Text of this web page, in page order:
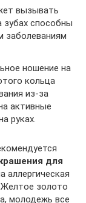
вызывать
способны
заболеваниям
ношение на
кольца
из-за
активные
руках.
для
аллергическая
Желтое золото
молодежь все